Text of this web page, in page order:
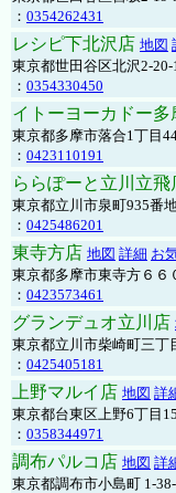
： 0354262431
レシピ下北沢店 地図
東京都世田谷区北沢2-
： 0354330450
イトーヨーカドー
東京都多摩市落合1丁目
： 0423110191
ららぽーと立川立飛
東京都立川市泉町935番
： 0425486201
東寺方店 地図 詳細 お
東京都多摩市東寺方６６
： 0423573461
グランデュオ立川店
東京都立川市柴崎町三丁
： 0425405181
上野マルイ店 地図 詳
東京都台東区上野6丁目
： 0358344971
調布パルコ店 地図 詳
東京都調布市小島町 1-